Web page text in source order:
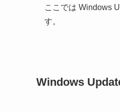
ここでは Windows
す。
Windows